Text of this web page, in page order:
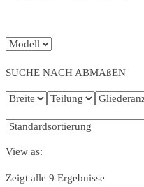
SUCHE NACH ABMAßEN
View as:
Zeigt alle 9 Ergebnisse